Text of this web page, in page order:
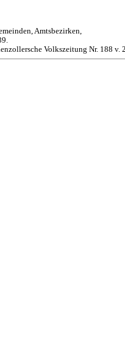
Amtsbezirken,
Volkszeitung Nr. 188 v.